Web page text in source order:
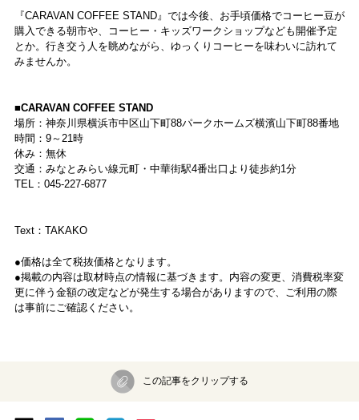
『CARAVAN COFFEE STAND』では今後、お手頃価格でコーヒー豆が
購入できる朝市や、コーヒー・キッズワークショップなども開催予定
とか。行き交う人を眺めながら、ゆっくりコーヒーを味わいに訪れて
みませんか。
■CARAVAN COFFEE STAND
場所：神奈川県横浜市中区山下町88パークホームズ横濱山下町88番地
時間：9～21時
休み：無休
交通：みなとみらい線元町・中華街駅4番出口より徒歩約1分
TEL：045-227-6877
Text：TAKAKO
●価格は全て税抜価格となります。
●掲載の内容は取材時点の情報に基づきます。内容の変更、消費税率変
更に伴う金額の改定などが発生する場合がありますので、ご利用の際
は事前にご確認ください。
この記事をクリップする